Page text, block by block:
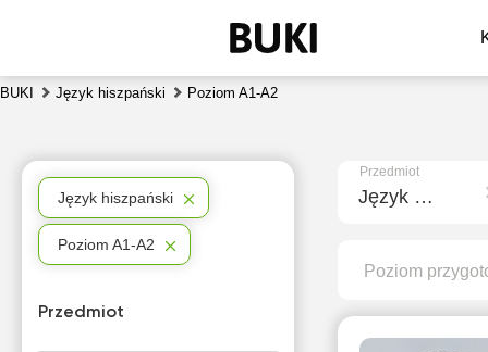
BUKI Język hiszpański Poziom A1-A2
Przedmiot
Język hiszpański
Poziom
Język hiszpański
Poziom A1-A2
Przedmiot